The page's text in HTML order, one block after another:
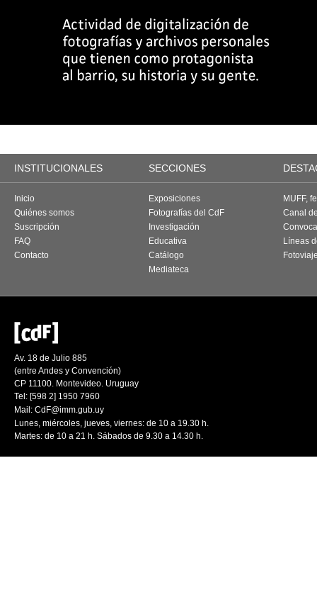
INSTITUCIONALES SECCIONES
Inicio
Quiénes somos
Suscripción
FAQ
Contacto
Exposiciones
Fotografías del CdF
Investigación
Educativa
Catálogo
Mediateca
MUFF,
Canal
Líneas
Av. 18 de Julio 885
(entre Andes y Convención)
CP 11100. Montevideo. Uruguay
Tel: [598 2] 1950 7960
Mail: CdF@imm.gub.uy
Lunes, miércoles, jueves, viernes: de 10 a 19.30 h.
Martes: de 10 a 21 h. Sábados de 9.30 a 14.30 h.